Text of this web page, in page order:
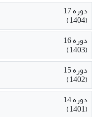
دوره 17
(1404)
دوره 16
(1403)
دوره 15
(1402)
دوره 14
(1401)